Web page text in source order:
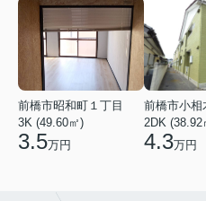
前橋市昭和町１丁目
3K (49.60㎡)
3.5万円
前橋市小相
2DK (38.92
4.3万円